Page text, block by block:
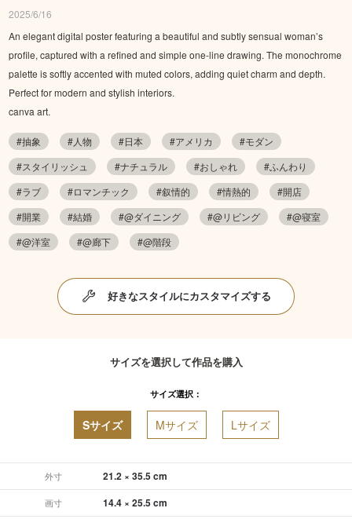
2025/6/16
An elegant digital poster featuring a beautiful and subtly sensual woman’s
profile, captured with a refined and simple one-line drawing. The monochrome
palette is softly accented with muted colors, adding quiet charm and depth.
Perfect for modern and stylish interiors.
canva art.
#抽象 #人物 #日本 #アメリカ
#モダン
#スタイリッシュ
#ナチュラル #おしゃれ
#ふんわり
#ラブ
#ロマンチック #叙情的 #情熱的
#開店
#開業
#結婚 #@ダイニング #@リビング
#@寝室
#@洋室
#@廊下 #@階段
好きなスタイルにカスタマイズする
サイズを選択して作品を購入
サイズ選択：
Sサイズ Mサイズ Lサイズ
外寸 21.2 × 35.5 cm
画寸 14.4 × 25.5 cm